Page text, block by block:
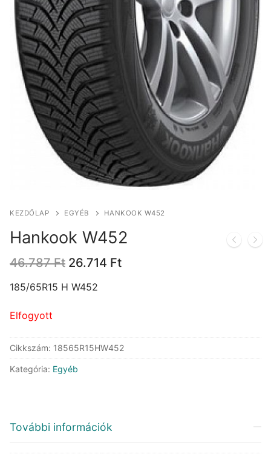
KEZDŐLAP EGYÉB HANKOOK W452
Hankook W452
46.787Ft Original
was:
26.714 FtCurrent
185/65R15 H W452
Elfogyott
Cikkszám: 18565R15HW452
Kategória: Egyéb
További információk